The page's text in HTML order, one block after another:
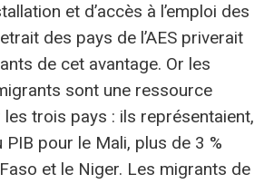
et d’accès à l’emploi des
des pays de l’AES priverait
de cet avantage. Or les
sont une ressource
trois pays : ils représentaient,
PIB pour le Mali, plus de 3 %
et le Niger. Les migrants de